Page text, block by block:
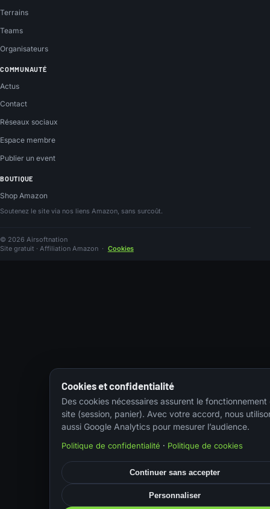
Terrains
Teams
Organisateurs
COMMUNAUTÉ
Actus
Contact
Réseaux sociaux
Espace membre
Publier un event
BOUTIQUE
Shop Amazon
Soutenez le site via nos liens Amazon, sans surcoût.
© 2026 Airsoftnation
Site gratuit · Affiliation Amazon · Cookies
Cookies et confidentialité
Des cookies nécessaires assurent le fonctionnement
site (session, panier). Avec votre accord, nous
aussi Google Analytics pour mesurer l’audience.
Politique de confidentialité · Politique de cookies
Continuer sans accepter
Personnaliser